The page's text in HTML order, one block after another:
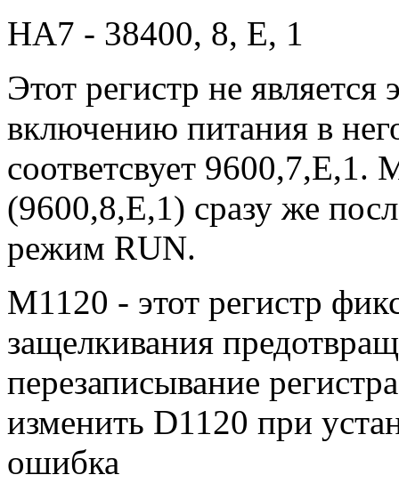
HA7 - 38400, 8, E, 1
Этот регистр не
включению питания в
соответсвует
(9600,8,E,1) сразу же
режим RUN.
M1120 - этот регистр
защелкивания
перезаписывание
изменить D1120 при
ошибка